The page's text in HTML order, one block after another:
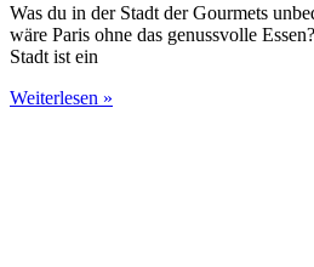
Was du in der Stadt der Gourmets
wäre Paris ohne das genussvolle
Stadt ist ein
Weiterlesen »